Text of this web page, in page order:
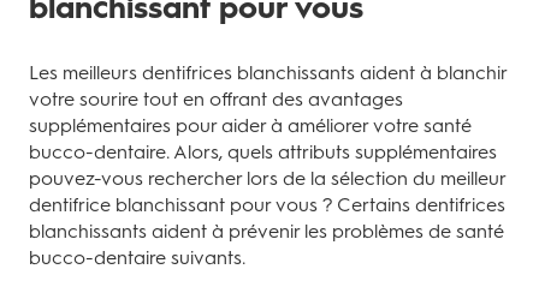
Les meilleurs dentifrices blanchissants aident à blanchir
votre sourire tout en offrant des avantages
supplémentaires pour aider à améliorer votre santé
bucco-dentaire. Alors, quels attributs supplémentaires
pouvez-vous rechercher lors de la sélection du meilleur
dentifrice blanchissant pour vous ? Certains dentifrices
blanchissants aident à prévenir les problèmes de santé
bucco-dentaire suivants.